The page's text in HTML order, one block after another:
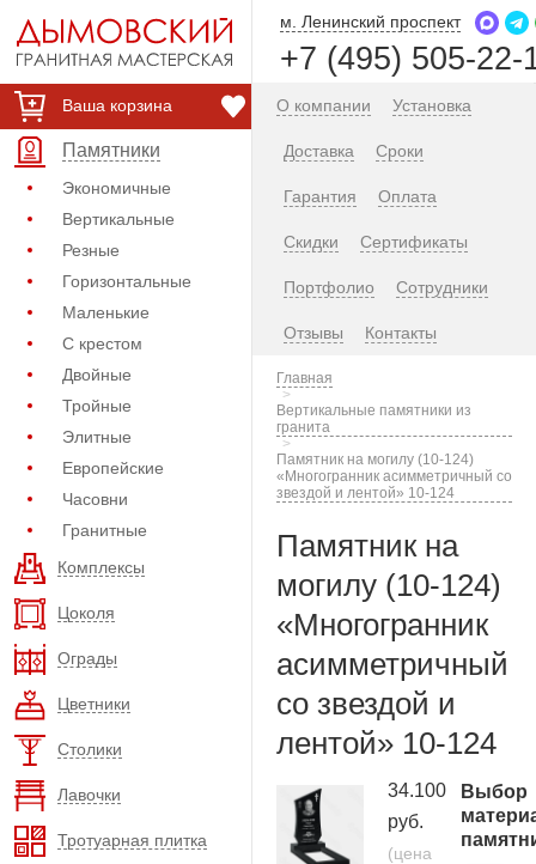
Ваша корзина
Памятники
Экономичные
Вертикальные
Резные
Горизонтальные
Маленькие
С крестом
Двойные
Тройные
Элитные
Европейские
Часовни
Гранитные
Комплексы
Цоколя
Ограды
Цветники
Столики
Лавочки
Тротуарная плитка
м. Ленинский проспект
+7 (495) 505-22-
О компании Установка
Доставка Сроки
Гарантия Оплата
Скидки Сертификаты
Портфолио Сотрудники
Отзывы Контакты
Главная
Вертикальные памятники из
гранита
Памятник на могилу (10-124)
«Многогранник асимметричный со
звездой и лентой» 10-124
Памятник на
могилу (10-124)
«Многогранник
асимметричный
со звездой и
лентой» 10-124
34.100
руб.
(цена
Выбор